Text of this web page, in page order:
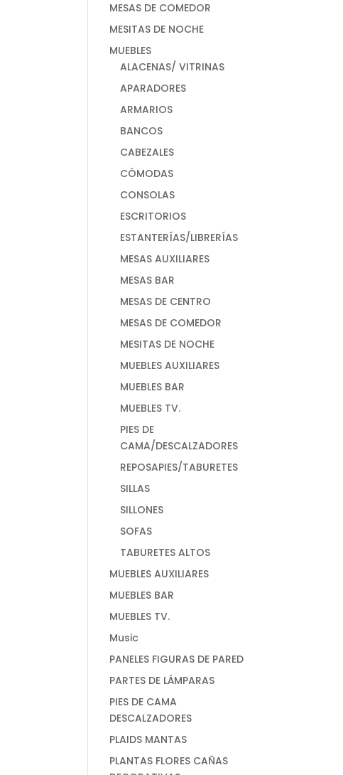
MESAS DE COMEDOR
MESITAS DE NOCHE
MUEBLES
ALACENAS/ VITRINAS
APARADORES
ARMARIOS
BANCOS
CABEZALES
CÓMODAS
CONSOLAS
ESCRITORIOS
ESTANTERÍAS/LIBRERÍAS
MESAS AUXILIARES
MESAS BAR
MESAS DE CENTRO
MESAS DE COMEDOR
MESITAS DE NOCHE
MUEBLES AUXILIARES
MUEBLES BAR
MUEBLES TV.
PIES DE
CAMA/DESCALZADORES
REPOSAPIES/TABURETES
SILLAS
SILLONES
SOFAS
TABURETES ALTOS
MUEBLES AUXILIARES
MUEBLES BAR
MUEBLES TV.
Music
PANELES FIGURAS DE PARED
PARTES DE LÁMPARAS
PIES DE CAMA
DESCALZADORES
PLAIDS MANTAS
PLANTAS FLORES CAÑAS